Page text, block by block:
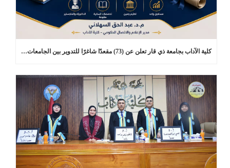
كلية الآداب بجامعة ذي قار تعلن عن (73) مقعدًا شاغرًا للتدوير بين الجامعات في برامج الدراسات العليا